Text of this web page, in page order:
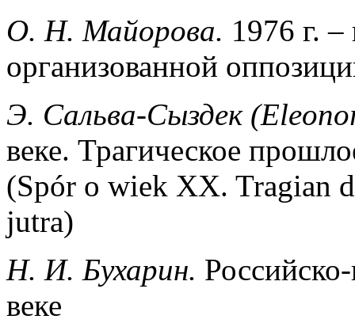
О. Н. Майорова. 1976 г.
организованной
Э. Сальва-Сыздек
веке. Трагическое
(Spór o wiek XX. Tragian
jutra)
H. И. Бухарин.
веке